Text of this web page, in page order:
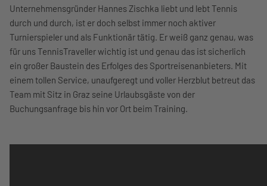
Unternehmensgründer Hannes Zischka liebt und lebt Tennis
durch und durch, ist er doch selbst immer noch aktiver
Turnierspieler und als Funktionär tätig. Er weiß ganz genau, was
für uns TennisTraveller wichtig ist und genau das ist sicherlich
ein großer Baustein des Erfolges des Sportreisenanbieters. Mit
einem tollen Service, unaufgeregt und voller Herzblut betreut das
Team mit Sitz in Graz seine Urlaubsgäste von der
Buchungsanfrage bis hin vor Ort beim Training.